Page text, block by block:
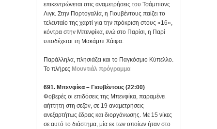
επικεντρώνεται στις αναμετρήσεις του Τσάμπιονς
Λιγκ. Στην Πορτογαλία, η Γιουβέντους παίζει το
τελευταίο της χαρτί για την πρόκριση στους «16»,
κόντρα στην Μπενφίκα, ενώ στο Παρίσι, η Παρί
υποδέχεται τη Μακάμπι Χάιφα.
Παράλληλα, πλησιάζει και το Παγκόσμιο Κύπελλο.
Το πλήρες Μουντιάλ πρόγραμμα
691. Μπενφίκα – Γιουβέντους (22:00)
Φοβερές οι επιδόσεις της Μπενφίκα, παραμένει
αήττητη στη σεζόν, σε 19 αναμετρήσεις
ανεξαρτήτως έδρας και διοργάνωσης. Με 15 νίκες
σε αυτό το διάστημα, μία εκ των οποίων ήταν στο